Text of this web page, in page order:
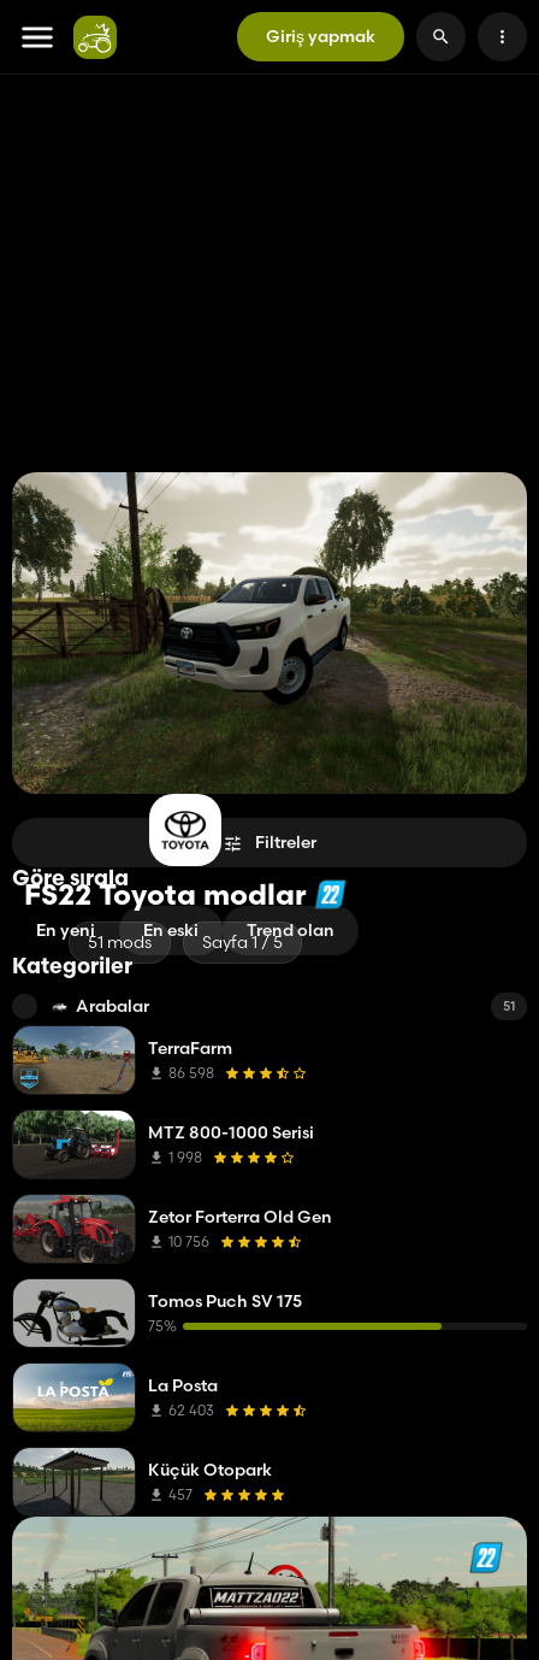
Giriş yapmak
FS22 Toyota modlar
51 mods Sayfa 1 / 5
Filtreler
Göre sırala
En yeni En eski Trend olan
Kategoriler
Arabalar 51
TerraFarm
86 598
MTZ 800-1000 Serisi
1 998
Zetor Forterra Old Gen
10 756
Tomos Puch SV 175
75%
La Posta
62 403
Küçük Otopark
457